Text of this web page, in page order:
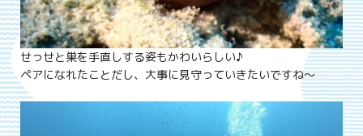
せっせと巣を手直しする姿もかわいらしい♪
ペアになれたことだし、大事に見守っていきたいですね～